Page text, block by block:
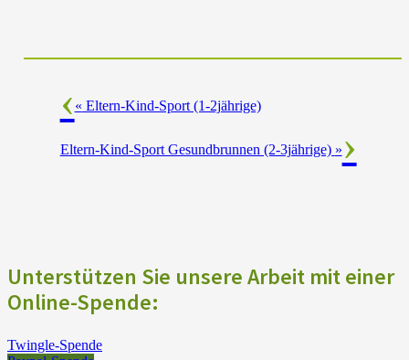
« Eltern-Kind-Sport (1-2jährige)
Eltern-Kind-Sport Gesundbrunnen (2-3jährige) »
Unterstützen Sie unsere Arbeit mit einer
Online-Spende:
Twingle-Spende